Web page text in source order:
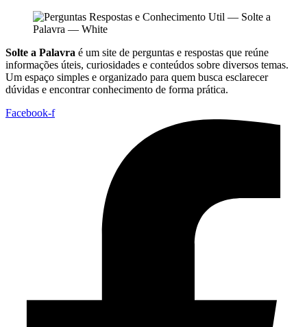
Solte a Palavra é um site de perguntas e respostas que reúne
informações úteis, curiosidades e conteúdos sobre diversos temas.
Um espaço simples e organizado para quem busca esclarecer
dúvidas e encontrar conhecimento de forma prática.
Facebook-f